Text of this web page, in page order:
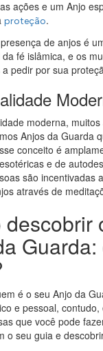
ações e um Anjo
proteção.
de anjos é
fé islâmica, e os
pedir por sua
moderna,
Anjos da Guarda
conceito é
e de
são incentivadas
através de
descobrir
é o seu Anjo da
e pessoal, contudo,
que você pode
o seu guia e